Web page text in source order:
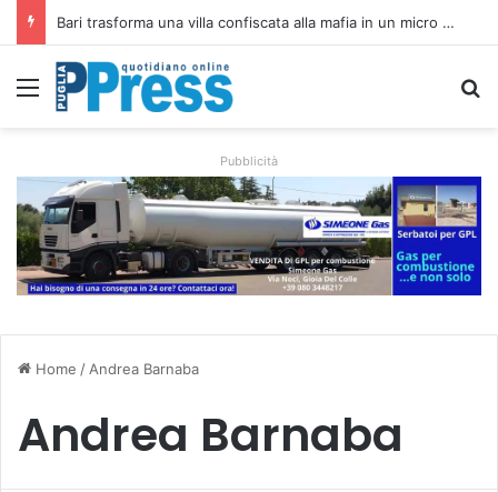
Rubano strumenti e farmaci ai medici dei migranti a Bari: ferme le visite a Nardò
Menu
Pubblicità
Home / Andrea Barnaba
Andrea Barnaba